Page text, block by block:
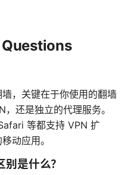
，关键在于你使用的翻墙
还是独立的代理服务。
等都支持 VPN 扩
动应用。
是什么？